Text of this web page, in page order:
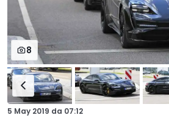
8
5 May 2019 da 07:12